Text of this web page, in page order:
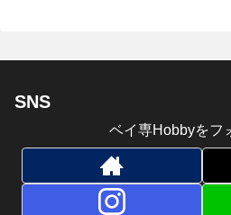
SNS
ベイ専Hobbyをフ